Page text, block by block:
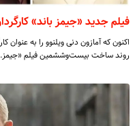
فیلم جدید «جیمز باند»
اکنون که آمازون دنی ویلنوو را به
روند ساخت بیست‌وششمین فیلم